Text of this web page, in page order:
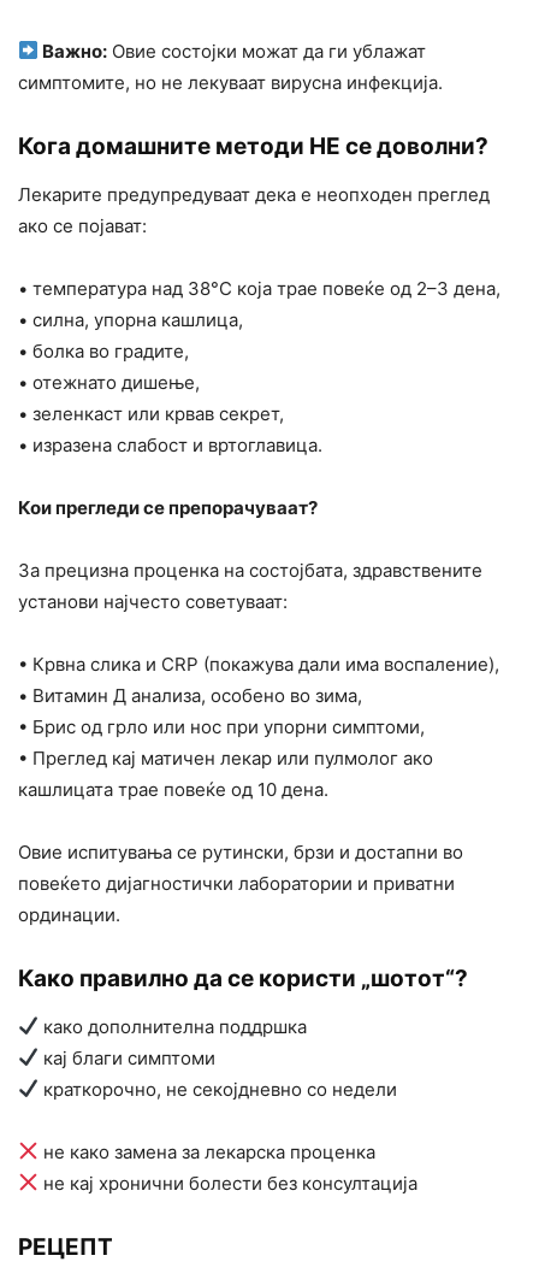
Важно: Овие состојки можат да ги ублажат
симптомите, но не лекуваат вирусна инфекција.
Кога домашните методи НЕ се доволни?
Лекарите предупредуваат дека е неопходен преглед
ако се појават:
• температура над 38°C која трае повеќе од 2–3 дена,
• силна, упорна кашлица,
• болка во градите,
• отежнато дишење,
• зеленкаст или крвав секрет,
• изразена слабост и вртоглавица.
Кои прегледи се препорачуваат?
За прецизна проценка на состојбата, здравствените
установи најчесто советуваат:
• Крвна слика и CRP (покажува дали има воспаление),
• Витамин Д анализа, особено во зима,
• Брис од грло или нос при упорни симптоми,
• Преглед кај матичен лекар или пулмолог ако
кашлицата трае повеќе од 10 дена.
Овие испитувања се рутински, брзи и достапни во
повеќето дијагностички лаборатории и приватни
ординации.
Како правилно да се користи „шотот“?
како дополнителна поддршка
кај благи симптоми
краткорочно, не секојдневно со недели
не како замена за лекарска проценка
не кај хронични болести без консултација
РЕЦЕПТ